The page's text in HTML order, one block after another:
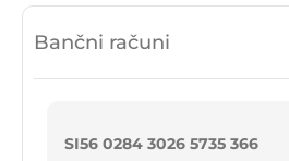
Bančni računi
SI56 0284 3026 5735 366